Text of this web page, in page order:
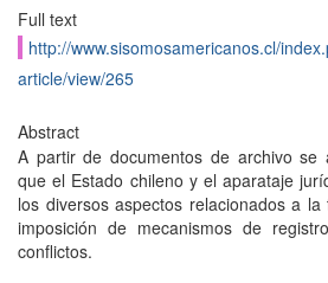
Full text
http://www.sisomosamericanos.cl/
article/view/265
Abstract
A partir de documentos de archivo se
que el Estado chileno y el aparataje
los diversos aspectos relacionados a
imposición de mecanismos de
conflictos.